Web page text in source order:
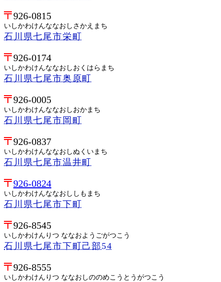
926-0815
いしかわけんななおしさかえまち
石川県七尾市栄町
926-0174
いしかわけんななおしおくはらまち
石川県七尾市奥原町
926-0005
いしかわけんななおしおかまち
石川県七尾市岡町
926-0837
いしかわけんななおしぬくいまち
石川県七尾市温井町
926-0824
いしかわけんななおししもまち
石川県七尾市下町
926-8545
いしかわけんりつ ななおようごがつこう
石川県七尾市下町己部54
926-8555
いしかわけんりつ ななおしののめこうとうがつこう